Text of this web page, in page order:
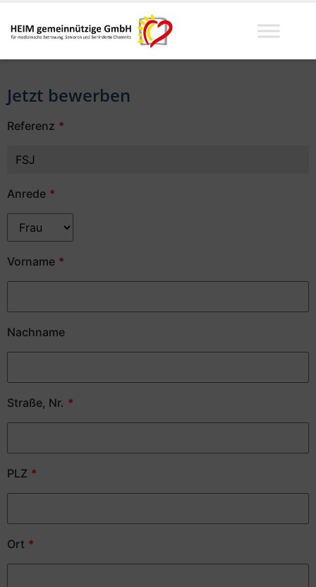
Jetzt bewerben
Referenz
Anrede
Vorname
Nachname
Straße, Nr.
PLZ
Ort